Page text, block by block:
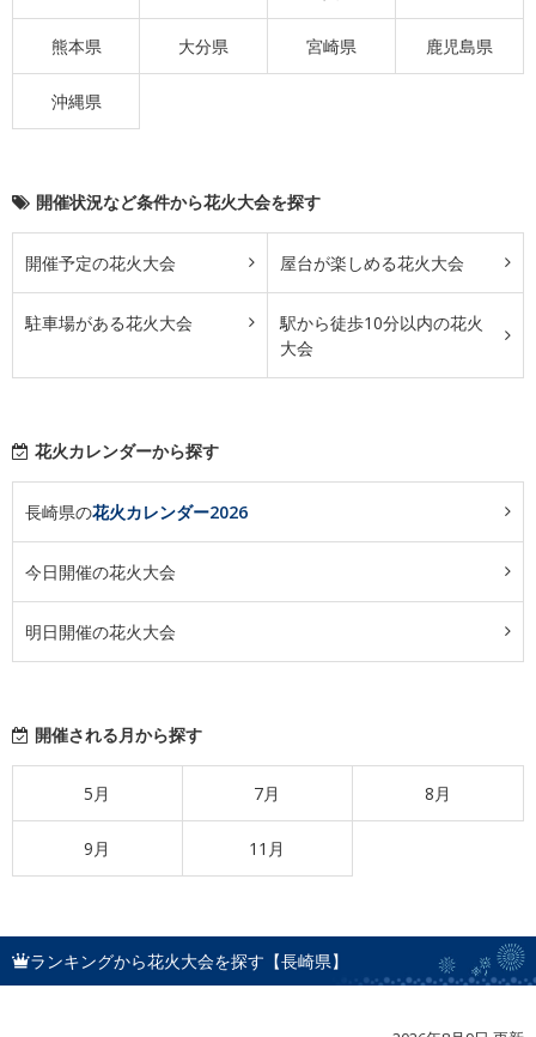
熊本県 大分県 宮崎県 鹿児島県
沖縄県
開催状況など条件から花火大会を探す
開催予定の花火大会 屋台が楽しめる花火大会
駐車場がある花火大会
駅から徒歩10分以内の花火
大会
花火カレンダーから探す
長崎県の花火カレンダー2026
今日開催の花火大会
明日開催の花火大会
開催される月から探す
5月 7月 8月
9月 11月
ランキングから花火大会を探す【長崎県】